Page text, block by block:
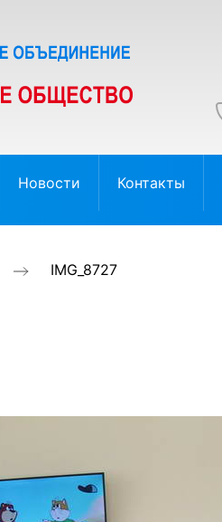
Новости Контакты
IMG_8727